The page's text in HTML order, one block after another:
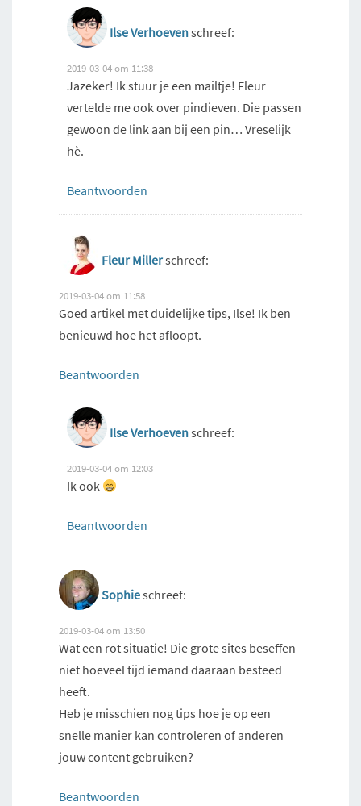
Ilse Verhoevenschreef:
2019-03-04 om 11:38
Jazeker! Ik stuur je een mailtje! Fleur
vertelde me ook over pindieven. Die passen
gewoon de link aan bij een pin… Vreselijk
hè.
Beantwoorden
Fleur Millerschreef:
2019-03-04 om 11:58
Goed artikel met duidelijke tips, Ilse! Ik ben
benieuwd hoe het afloopt.
Beantwoorden
Ilse Verhoevenschreef:
2019-03-04 om 12:03
Ik ook
Beantwoorden
Sophieschreef:
2019-03-04 om 13:50
Wat een rot situatie! Die grote sites beseffen
niet hoeveel tijd iemand daaraan besteed
heeft.
Heb je misschien nog tips hoe je op een
snelle manier kan controleren of anderen
jouw content gebruiken?
Beantwoorden